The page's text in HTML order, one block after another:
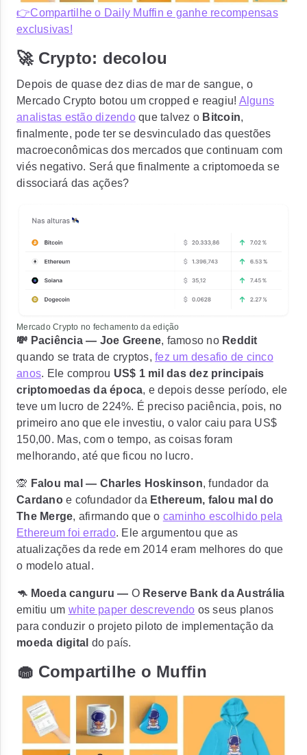
👉Compartilhe o Daily Muffin e ganhe recompensas
exclusivas!
🚀 Crypto: decolou
Depois de quase dez dias de mar de sangue, o
Mercado Crypto botou um cropped e reagiu! Alguns
analistas estão dizendoque talvez o Bitcoin,
finalmente, pode ter se desvinculado das questões
macroeconômicasdos mercados que continuam com
viés negativo. Será que finalmente a criptomoeda se
dissociará das ações?
Mercado Crypto no fechamento da edição
💸 Paciência — Joe Greene, famoso no Reddit
quando se trata de cryptos, fez um desafio de cinco
anos. Ele comprou US$ 1 mil das dez principais
criptomoedas da época, e depois desse período, ele
teve um lucro de 224%. É preciso paciência, pois, no
primeiro ano que ele investiu, o valor caiu para US$
150,00. Mas, com o tempo, as coisas foram
melhorando, até que ficou no lucro.
🙊 Falou mal — Charles Hoskinson, fundador da
Cardano e cofundador da Ethereum, falou mal do
The Merge, afirmando que o caminho escolhido pela
Ethereum foi errado. Ele argumentou que as
atualizações da rede em 2014 eram melhores do que
o modelo atual.
🦘 Moeda canguru — O Reserve Bank da Austrália
emitiu um white paper descrevendo os seus planos
para conduzir o projeto piloto de implementação da
moeda digital do país.
🧁 Compartilhe o Muffin